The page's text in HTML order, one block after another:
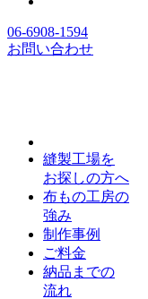
06-6908-1594
お問い合わせ
縫製工場を
お探しの方へ
布もの工房の
強み
制作事例
ご料金
納品までの
流れ